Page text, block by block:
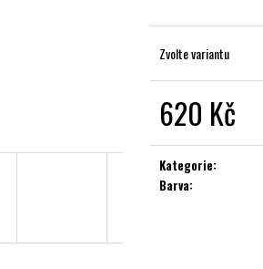
Zvolte variantu
620 Kč
cena:
Kategorie:
Barva: